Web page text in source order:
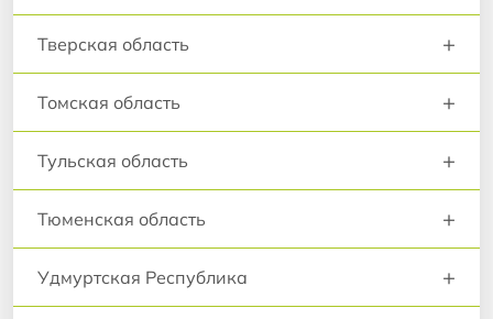
Тверская область +
Томская область +
Тульская область +
Тюменская область +
Удмуртская Республика +